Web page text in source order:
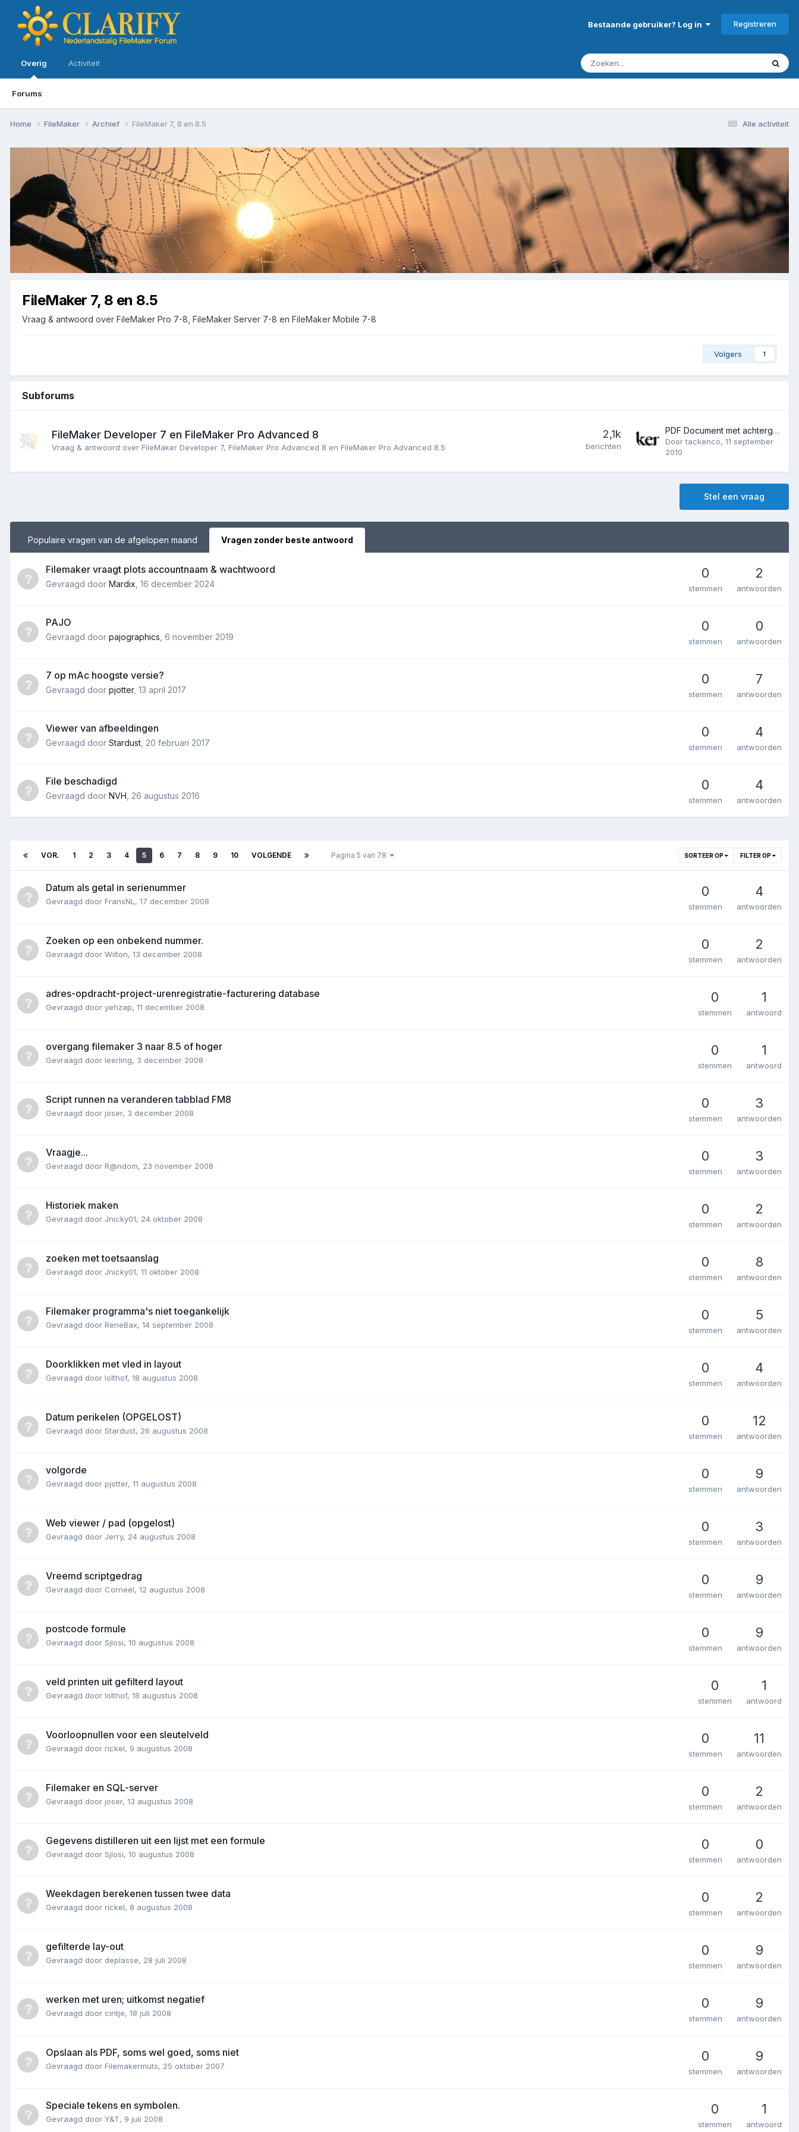
Bestaande gebruiker? Log in Registreren
Overig
Forums
Activiteit
Alle activiteit
Home FileMaker Archief FileMaker 7, 8 en 8.5
FileMaker 7, 8 en 8.5
Vraag & antwoord over FileMaker Pro 7-8, FileMaker Server 7-8 en FileMaker Mobile 7-8
Volgers 1
Subforums
FileMaker Developer 7 en FileMaker Pro Advanced 8
Vraag & antwoord over FileMaker Developer 7, FileMaker Pro Advanced 8 en FileMaker Pro Advanced 8.5
2,1k
berichten
PDF Document met achtergrond
Doortackenco, 11 september
2010
Stel een vraag
Populaire vragen van de afgelopen maand Vragen zonder beste antwoord
Filemaker vraagt plots accountnaam & wachtwoord
Gevraagd door Mardix 16 december 2024
0
stemmen
2
antwoorden
PAJO
Gevraagd door pajographics 6 november 2019
0
stemmen
0
antwoorden
7 op mAc hoogste versie?
Gevraagd door pjotter, 13 april 2017
0
stemmen
7
antwoorden
Viewer van afbeeldingen
Gevraagd door Stardust 20 februari 2017
0
stemmen
4
antwoorden
File beschadigd
Gevraagd door NVH 26 augustus 2016
0
stemmen
4
antwoorden
SORTEER OP FILTER OP
VOR. 1 2 3 4 5 6 7 8 9 10 VOLGENDE Pagina 5 van 78
Datum als getal in serienummer
Gevraagd door FransNL , 17 december 2008
0
stemmen
4
antwoorden
Zoeken op een onbekend nummer.
Gevraagd door Wilton, 13 december 2008
0
stemmen
2
antwoorden
adres-opdracht-project-urenregistratie-facturering database
Gevraagd door yehzap, 11 december 2008
0
stemmen
1
antwoord
overgang filemaker 3 naar 8.5 of hoger
Gevraagd door leerling, 3 december 2008
0
stemmen
1
antwoord
Script runnen na veranderen tabblad FM8
Gevraagd door joser, 3 december 2008
0
stemmen
3
antwoorden
Vraagje...
Gevraagd door R@ndom, 23 november 2008
0
stemmen
3
antwoorden
Historiek maken
Gevraagd door Jnicky01, 24 oktober 2008
0
stemmen
2
antwoorden
zoeken met toetsaanslag
Gevraagd door Jnicky01, 11 oktober 2008
0
stemmen
8
antwoorden
Filemaker programma's niet toegankelijk
Gevraagd door ReneBax, 14 september 2008
0
stemmen
5
antwoorden
Doorklikken met vled in layout
Gevraagd door lolthof, 18 augustus 2008
0
stemmen
4
antwoorden
Datum perikelen (OPGELOST)
Gevraagd door Stardust, 26 augustus 2008
0
stemmen
12
antwoorden
volgorde
Gevraagd door pjotter, 11 augustus 2008
0
stemmen
9
antwoorden
Web viewer / pad (opgelost)
Gevraagd door Jerry, 24 augustus 2008
0
stemmen
3
antwoorden
Vreemd scriptgedrag
Gevraagd door Corneel, 12 augustus 2008
0
stemmen
9
antwoorden
postcode formule
Gevraagd door Sjlosi, 10 augustus 2008
0
stemmen
9
antwoorden
veld printen uit gefilterd layout
Gevraagd door lolthof, 18 augustus 2008
0
stemmen
1
antwoord
Voorloopnullen voor een sleutelveld
Gevraagd door rickel, 9 augustus 2008
0
stemmen
11
antwoorden
Filemaker en SQL-server
Gevraagd door joser, 13 augustus 2008
0
stemmen
2
antwoorden
Gegevens distilleren uit een lijst met een formule
Gevraagd door Sjlosi, 10 augustus 2008
0
stemmen
0
antwoorden
Weekdagen berekenen tussen twee data
Gevraagd door rickel, 8 augustus 2008
0
stemmen
2
antwoorden
gefilterde lay-out
Gevraagd door deplasse, 28 juli 2008
0
stemmen
9
antwoorden
werken met uren; uitkomst negatief
Gevraagd door cintje, 18 juli 2008
0
stemmen
9
antwoorden
Opslaan als PDF, soms wel goed, soms niet
Gevraagd door Filemakermuts, 25 oktober 2007
0
stemmen
9
antwoorden
Speciale tekens en symbolen.
Gevraagd door Y&T, 9 juli 2008
0
stemmen
1
antwoord